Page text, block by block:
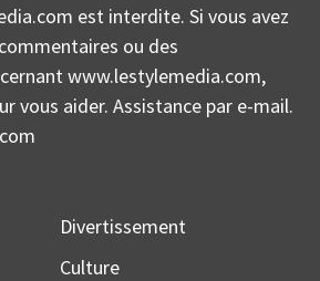
est interdite. Si vous avez
ou des
www.lestylemedia.com,
vous aider. Assistance par e-mail.
Divertissement
Culture